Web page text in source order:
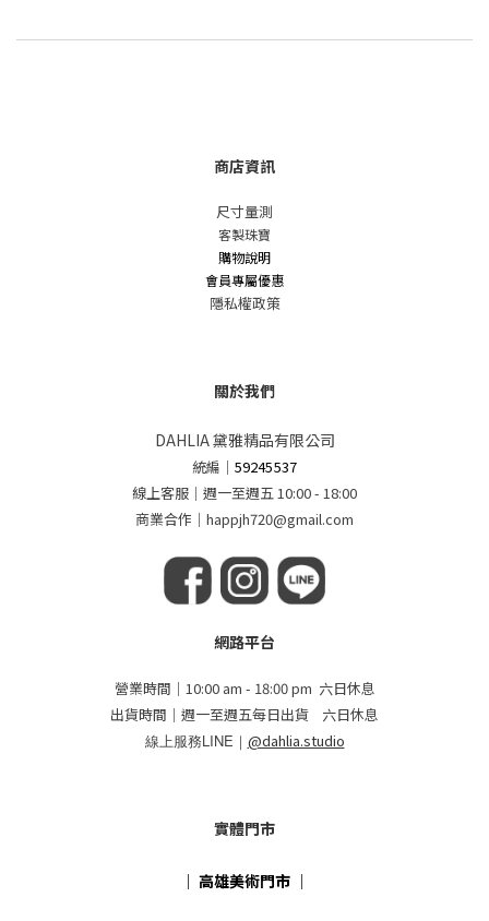
商店資訊
尺寸量測
客製珠寶
購物說明
會員專屬優惠
隱私權政策
關於我們
DAHLIA 黛雅精品有限公司
統編 ｜59245537
線上客服｜週一至週五 10:00 - 18:00
商業合作｜happjh720@gmail.com
網路平台
營業時間｜10:00 am - 18:00 pm 六日休息
出貨時間｜週一至週五每日出貨 六日休息
線上服務LINE｜ @dahlia.studio
實體門市
｜ 高雄美術門市 ｜